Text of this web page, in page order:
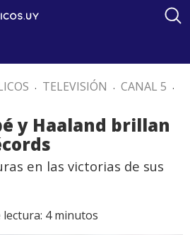
. TELEVISIÓN . CANAL 5 .
y Haaland brillan
en las victorias de sus
4 minutos